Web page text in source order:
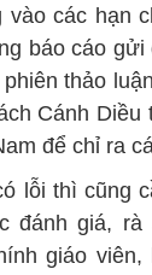
các hạn
báo cáo
thảo
Cánh
để chỉ ra
lỗi thì cũng
đánh giá,
giáo